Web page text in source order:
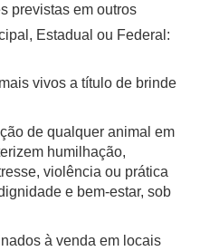
previstas em outros
Estadual ou Federal:
vivos a título de brinde
de qualquer animal em
humilhação,
violência ou prática
e bem-estar, sob
à venda em locais